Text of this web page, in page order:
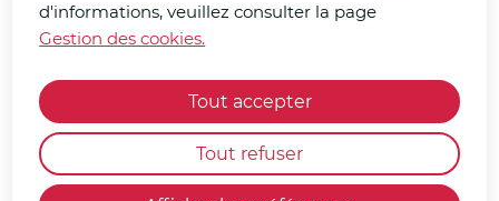
d'informations, veuillez consulter la page
Gestion des cookies.
Tout accepter
Tout refuser
En collaboration avec l’ensemble
de son équipe municipale, Pierre-
Henri Dumont, maire de Marck
depuis 2014 et réélu en mars
2026, en binôme avec Corinne